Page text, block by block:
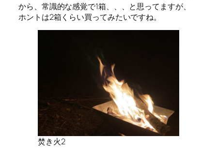
から、常識的な感覚で1箱、、、と思ってますが、
ホントは2箱くらい買ってみたいですね。
焚き火2